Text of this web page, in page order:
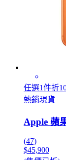
任選1件折
熱銷現貨
Apple 蘋
(47)
$45,900